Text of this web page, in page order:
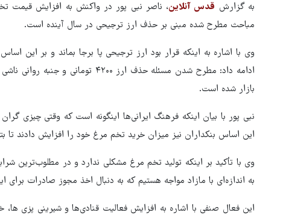
به گزارش قدس آنلاین، ناصر نبی پور در واکنش به افزایش قیمت
مباحث مطرح شده مبنی بر حذف ارز ترجیحی در سال آینده است.
وی با اشاره به اینکه قرار بود ارز ترجیحی پا برجا بماند و بر این
ادامه داد: مطرح شدن مسئله حذف ارز
بازار شده است.
نبی پور با بیان اینکه فرهنگ ایرانی‌ها اینگونه است که وقتی چیزی
این اساس بنکداران نیز میزان خرید تخم مرغ خود را افزایش دادند تا
وی با تأکید بر اینکه تولید تخم مرغ مشکلی ندارد و در مطلوب‌ترین
به اندازه‌ای با مازاد مواجه هستیم که به دنبال اخذ مجوز صادرات برای
این فعال صنفی با اشاره به افزایش فعالیت قنادی‌ها و شیرینی پزی ها،
ترامپ باید بیکار
جهانگیر: آقای خرازی به دادگاه